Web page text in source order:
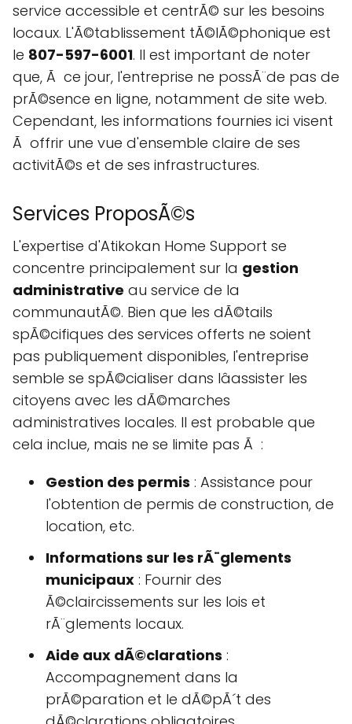
service accessible et centrÃ© sur les besoins
locaux. L'Ã©tablissement tÃ©lÃ©phonique est
le 807-597-6001. Il est important de noter
que, Ã ce jour, l'entreprise ne possÃ¨de pas de
prÃ©sence en ligne, notamment de site web.
Cependant, les informations fournies ici visent
Ã offrir une vue d'ensemble claire de ses
activitÃ©s et de ses infrastructures.
Services ProposÃ©s
L'expertise d'Atikokan Home Support se
concentre principalement sur la gestion
administrative au service de la
communautÃ©. Bien que les dÃ©tails
spÃ©cifiques des services offerts ne soient
pas publiquement disponibles, l'entreprise
semble se spÃ©cialiser dans lâassister les
citoyens avec les dÃ©marches
administratives locales. Il est probable que
cela inclue, mais ne se limite pas Ã :
Gestion des permis : Assistance pour
l'obtention de permis de construction, de
location, etc.
Informations sur les rÃ¨glements
municipaux : Fournir des
Ã©claircissements sur les lois et
rÃ¨glements locaux.
Aide aux dÃ©clarations :
Accompagnement dans la
prÃ©paration et le dÃ©pÃ´t des